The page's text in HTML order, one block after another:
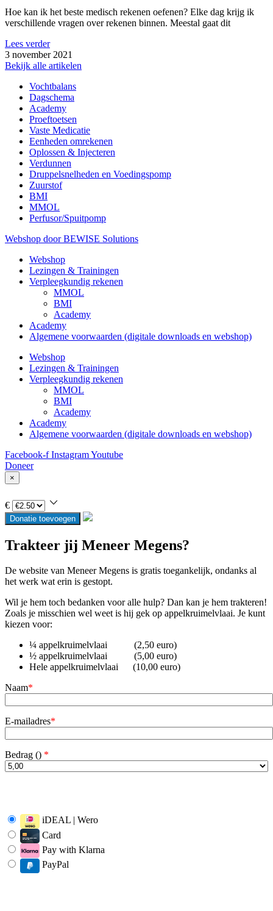
Hoe kan ik het beste medisch rekenen oefenen? Elke dag krijg ik
verschillende vragen over rekenen binnen. Meestal gaat dit
Lees verder
3 november 2021
Bekijk alle artikelen
Vochtbalans
Dagschema
Academy
Proeftoetsen
Vaste Medicatie
Eenheden omrekenen
Oplossen & Injecteren
Verdunnen
Druppelsnelheden en Voedingspomp
Zuurstof
BMI
MMOL
Perfusor/Spuitpomp
Webshop door BEWISE Solutions
Webshop
Lezingen & Trainingen
Verpleegkundig rekenen
MMOL
BMI
Academy
Academy
Algemene voorwaarden (digitale downloads en webshop)
Webshop
Lezingen & Trainingen
Verpleegkundig rekenen
MMOL
BMI
Academy
Academy
Algemene voorwaarden (digitale downloads en webshop)
Facebook-f InstagramYoutube
Doneer
×
€
Donatie toevoegen
Trakteer jij Meneer Megens?
De website van Meneer Megens is gratis toegankelijk, ondanks al
het werk wat erin is gestopt.
Wil je hem toch bedanken voor alle hulp? Dan kan je hem trakteren!
Zoals je misschien wel weet is hij gek op appelkruimelvlaai. Je kunt
kiezen voor:
¼ appelkruimelvlaai (2,50 euro)
½ appelkruimelvlaai (5,00 euro)
Hele appelkruimelvlaai (10,00 euro)
Naam*
E-mailadres*
Bedrag () *
iDEAL | Wero
Card
Pay with Klarna
PayPal